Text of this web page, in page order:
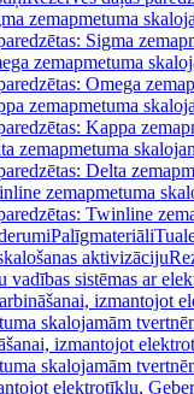
zemapmetuma
Sigma
zemapmetuma
Omega
zemapmetuma
Kappa
zemapmetuma
Delta
zemapmetuma
Twinline
Palīgmateriāli
aktivizāciju
vadības sistēmas ar
izmantojot
skalojamām
izmantojot
skalojamām
elektrotīklu,